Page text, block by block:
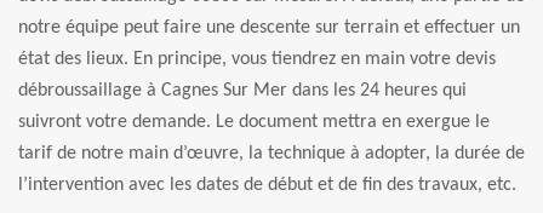
notre équipe peut faire une descente sur terrain et effectuer un
état des lieux. En principe, vous tiendrez en main votre devis
débroussaillage à Cagnes Sur Mer dans les 24 heures qui
suivront votre demande. Le document mettra en exergue le
tarif de notre main d’œuvre, la technique à adopter, la durée de
l’intervention avec les dates de début et de fin des travaux, etc.